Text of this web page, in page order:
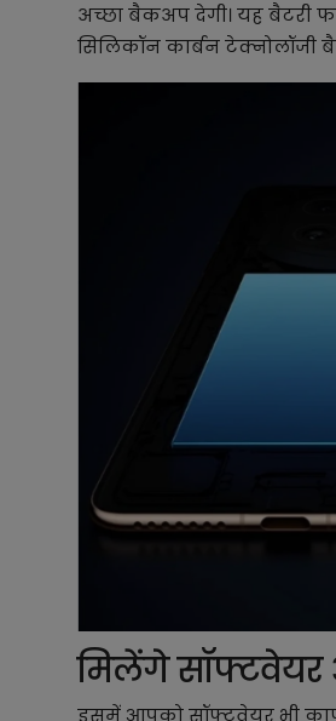
अच्छा बैकअप देगी। यह बैटरी
सिलिकॉन कार्बन टेक्नोलॉजी
मिलेंगे सॉफ्टवेयर
इसमें आपको सॉफ्टवेयर भी